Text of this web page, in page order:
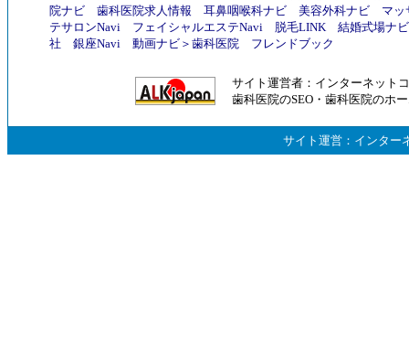
院ナビ
歯科医院求人情報 耳鼻咽喉科ナビ 美容外科ナビ
マッ
テサロンNavi
フェイシャルエステNavi 脱毛LINK
結婚式場ナビ
社
銀座Navi 動画ナビ ＞ 歯科医院 フレンドブック
サイト運営者： インターネット
歯科医院のSEO ・ 歯科医院のホ
サイト運営： インター